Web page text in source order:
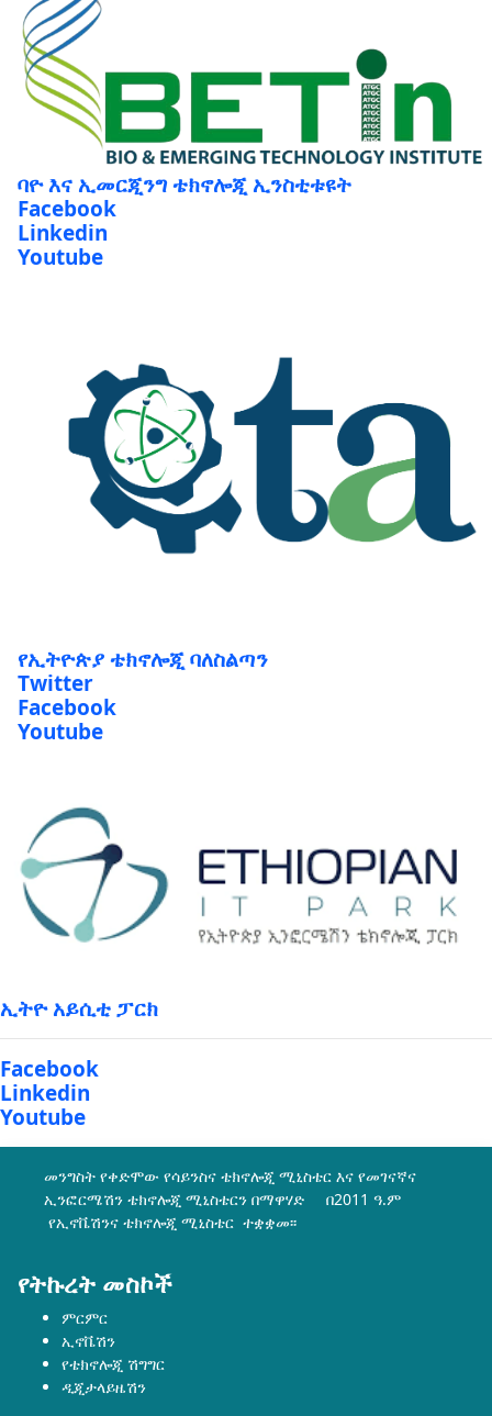
ባዮ እና ኢመርጂንግ ቴክኖሎጂ ኢንስቲቱዩት
Facebook
Linkedin
Youtube
የኢትዮጵያ ቴክኖሎጂ ባለስልጣን
Twitter
Facebook
Youtube
ኢትዮ አይሲቲ ፓርክ
Facebook
Linkedin
Youtube
መንግስት የቀድሞው የሳይንስና ቴክኖሎጂ ሚኒስቴር እና የመገናኛና
ኢንፎርሜሽን ቴክኖሎጂ ሚኒስቴርን በማዋሃድ በ2011 ዓ.ም
የኢኖቬሽንና ቴክኖሎጂ ሚኒስቴር ተቋቋመ፡፡
የትኩረት መስኮች
ምርምር
ኢኖቬሽን
የቴክኖሎጂ ሽግግር
ዲጂታላይዜሽን